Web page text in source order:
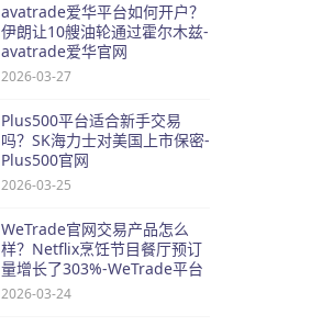
avatrade爱华平台如何开户？
伊朗让10艘油轮通过霍尔木兹-
avatrade爱华官网
2026-03-27
Plus500平台适合新手交易
吗？SK海力士对美国上市保密-
Plus500官网
2026-03-25
WeTrade官网交易产品怎么
样？Netflix烹饪节目餐厅预订
量增长了303%-WeTrade平台
2026-03-24